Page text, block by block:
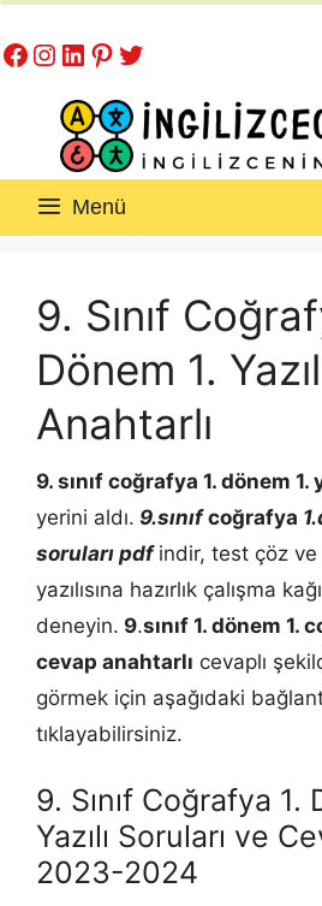
atla
Facebook
Instagram
LinkedIn
Pinterest
Twitter
Menü
9. Sınıf
Dönem 1.
Anahtarlı
9. sınıf coğrafya 1. dönem 1.
yerini aldı. 9.sınıfcoğrafya
soruları pdf indir, test çöz ve
yazılısına hazırlık çalışma
deneyin. 9.sınıf 1. dönem 1.
cevap anahtarlı cevaplı
görmek için aşağıdaki
tıklayabilirsiniz.
9. Sınıf Coğrafya 1.
Yazılı Soruları ve
2023-2024